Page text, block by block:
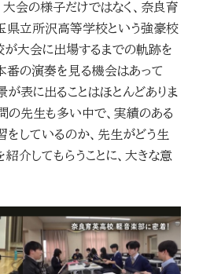
会の様子だけではなく、奈良育
県立所沢高等学校という強豪校
が大会に出場するまでの軌跡を
番の演奏を見る機会はあって
表に出ることはほとんどありま
の先生も多い中で、実績のある
をしているのか、先生がどう生
介してもらうことに、大きな意